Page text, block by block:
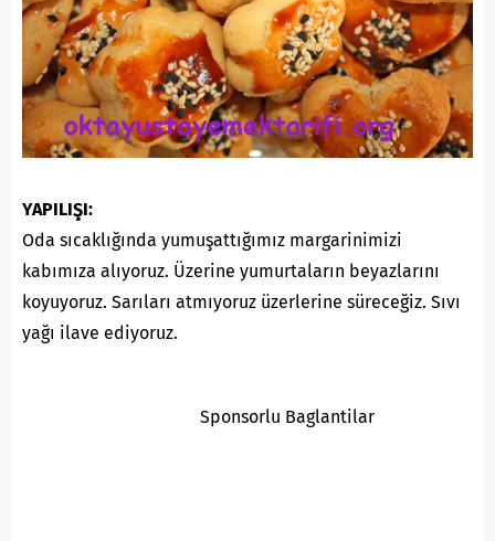
YAPILIŞI:
Oda sıcaklığında yumuşattığımız margarinimizi
kabımıza alıyoruz. Üzerine yumurtaların beyazlarını
koyuyoruz. Sarıları atmıyoruz üzerlerine süreceğiz. Sıvı
yağı ilave ediyoruz.
Sponsorlu Baglantilar